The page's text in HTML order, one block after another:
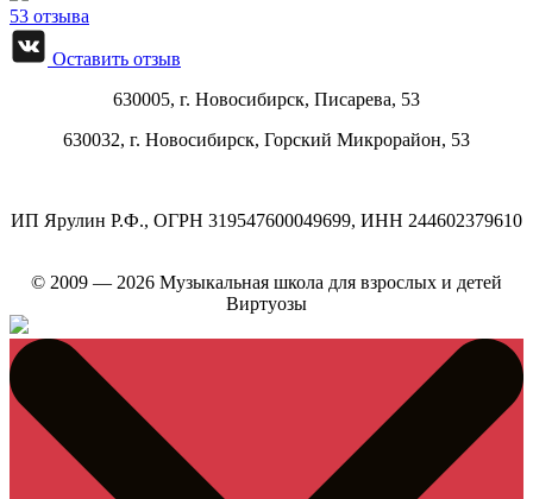
53 отзыва
Оставить отзыв
630005, г. Новосибирск, Писарева, 53
630032, г. Новосибирск, Горский Микрорайон, 53
ИП Ярулин Р.Ф., ОГРН 319547600049699, ИНН 244602379610
© 2009 — 2026 Музыкальная школа для взрослых и детей
Виртуозы